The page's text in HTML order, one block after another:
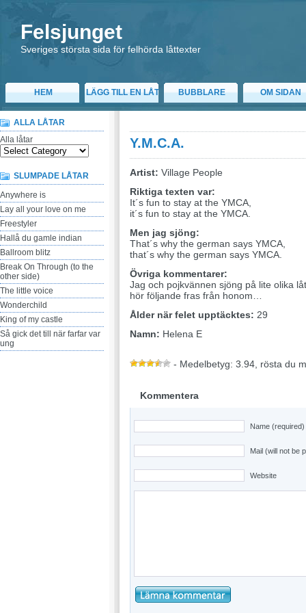
Felsjunget
Sveriges största sida för felhörda låttexter
HEM LÄGG TILL EN LÅT BUBBLARE OM SIDAN
ALLA LÅTAR
Alla låtar
SLUMPADE LÅTAR
Anywhere is
Lay all your love on me
Freestyler
Hallå du gamle indian
Ballroom blitz
Break On Through (to the
other side)
The little voice
Wonderchild
King of my castle
Så gick det till när farfar var
ung
Y.M.C.A.
Artist: Village People
Riktiga texten var:
It´s fun to stay at the YMCA,
it´s fun to stay at the YMCA.
Men jag sjöng:
That´s why the german says YMCA,
that´s why the german says YMCA.
Övriga kommentarer:
Jag och pojkvännen sjöng på lite olika
hör följande fras från honom…
Ålder när felet upptäcktes: 29
Namn: Helena E
- Medelbetyg: 3.94, rösta du
Kommentera
Name (required)
Mail (will not be
Website